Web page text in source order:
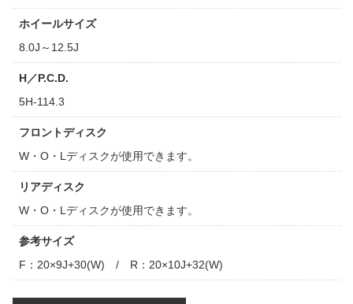
ホイールサイズ
8.0J～12.5J
H／P.C.D.
5H-114.3
フロントディスク
W・O・Lディスクが使用できます。
リアディスク
W・O・Lディスクが使用できます。
参考サイズ
F：20×9J+30(W) / R：20×10J+32(W)